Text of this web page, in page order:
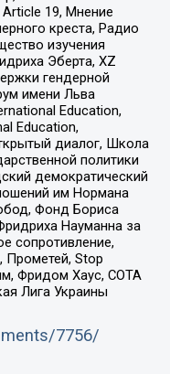
Article 19, Мнение
креста, Радио
изучения
Эберта, XZ
гендерной
имени Льва
Education,
Education,
диалог, Школа
политики
демократический
им Нормана
Фонд Бориса
Науманна за
сопротивление,
Прометей, Stop
Фридом Хаус, СОТА
Лига Украины
7756/